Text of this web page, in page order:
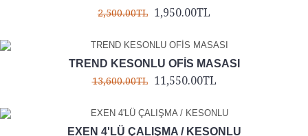
2,500.00TL 1,950.00TL
TREND KESONLU OFİS MASASI
13,600.00TL 11,550.00TL
EXEN 4'LÜ ÇALIŞMA / KESONLU